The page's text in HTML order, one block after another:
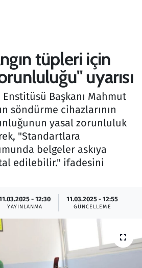
tüpleri için
uyarısı
Başkanı Mahmut
söndürme cihazlarının
yasal zorunluluk
"Standartlara
belgeler askıya
edilebilir." ifadesini
- 12:30
YAYINLANMA
11.03.2025 - 12:55
GÜNCELLEME